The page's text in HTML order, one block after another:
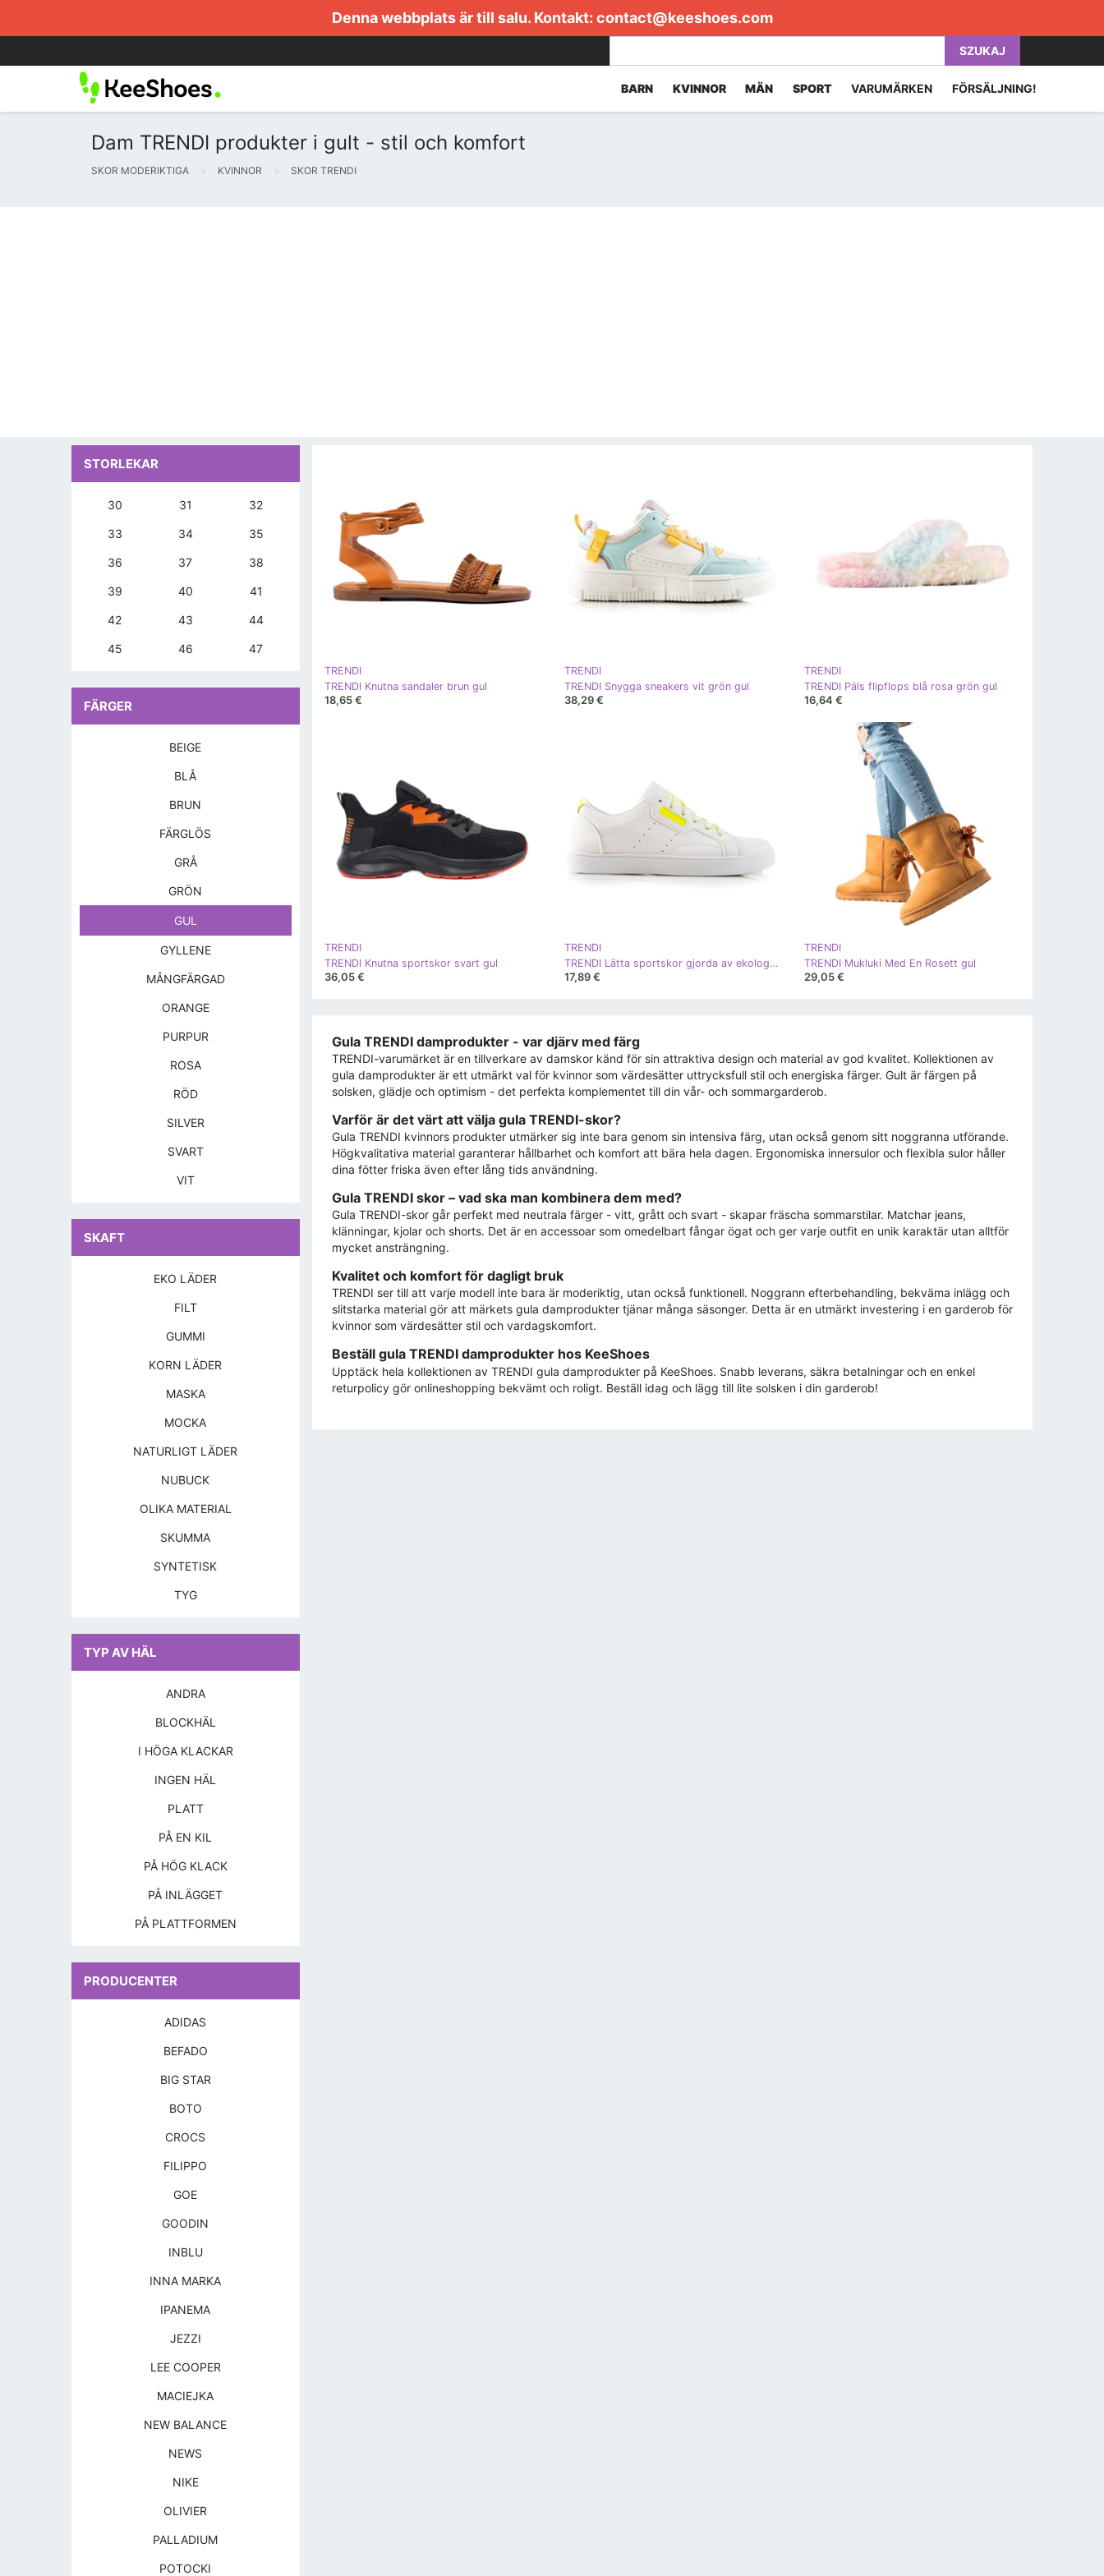
Denna webbplats är till salu. Kontakt: contact@keeshoes.com
SZUKAJ
BARN KVINNOR MÄN SPORT VARUMÄRKEN FÖRSÄLJNING!
Dam TRENDI produkter i gult - stil och komfort
SKOR MODERIKTIGA KVINNOR SKOR TRENDI
TRENDI
TRENDI Knutna sandaler brun gul
18,65 €
TRENDI
TRENDI Snygga sneakers vit grön gul
38,29 €
TRENDI
TRENDI Päls flipflops blå rosa grön gul
16,64 €
TRENDI
TRENDI Knutna sportskor svart gul
36,05 €
TRENDI
TRENDI Lätta sportskor gjorda av ekologiskt läder vit gul
17,89 €
TRENDI
TRENDI Mukluki Med En Rosett gul
29,05 €
Gula TRENDI damprodukter - var djärv med färg
TRENDI-varumärket är en tillverkare av damskor känd för sin attraktiva design och material av god kvalitet. Kollektionen av
gula damprodukter är ett utmärkt val för kvinnor som värdesätter uttrycksfull stil och energiska färger. Gult är färgen på
solsken, glädje och optimism - det perfekta komplementet till din vår- och sommargarderob.
Varför är det värt att välja gula TRENDI-skor?
Gula TRENDI kvinnors produkter utmärker sig inte bara genom sin intensiva färg, utan också genom sitt noggranna utförande.
Högkvalitativa material garanterar hållbarhet och komfort att bära hela dagen. Ergonomiska innersulor och flexibla sulor håller
dina fötter friska även efter lång tids användning.
Gula TRENDI skor – vad ska man kombinera dem med?
Gula TRENDI-skor går perfekt med neutrala färger - vitt, grått och svart - skapar fräscha sommarstilar. Matchar jeans,
klänningar, kjolar och shorts. Det är en accessoar som omedelbart fångar ögat och ger varje outfit en unik karaktär utan alltför
mycket ansträngning.
Kvalitet och komfort för dagligt bruk
TRENDI ser till att varje modell inte bara är moderiktig, utan också funktionell. Noggrann efterbehandling, bekväma inlägg och
slitstarka material gör att märkets gula damprodukter tjänar många säsonger. Detta är en utmärkt investering i en garderob för
kvinnor som värdesätter stil och vardagskomfort.
Beställ gula TRENDI damprodukter hos KeeShoes
Upptäck hela kollektionen av TRENDI gula damprodukter på KeeShoes. Snabb leverans, säkra betalningar och en enkel
returpolicy gör onlineshopping bekvämt och roligt. Beställ idag och lägg till lite solsken i din garderob!
STORLEKAR
30 31 32
33 34 35
36 37 38
39 40 41
42 43 44
45 46 47
FÄRGER
BEIGE
BLÅ
BRUN
FÄRGLÖS
GRÅ
GRÖN
GUL
GYLLENE
MÅNGFÄRGAD
ORANGE
PURPUR
ROSA
RÖD
SILVER
SVART
VIT
SKAFT
EKO LÄDER
FILT
GUMMI
KORN LÄDER
MASKA
MOCKA
NATURLIGT LÄDER
NUBUCK
OLIKA MATERIAL
SKUMMA
SYNTETISK
TYG
TYP AV HÄL
ANDRA
BLOCKHÄL
I HÖGA KLACKAR
INGEN HÄL
PLATT
PÅ EN KIL
PÅ HÖG KLACK
PÅ INLÄGGET
PÅ PLATTFORMEN
PRODUCENTER
ADIDAS
BEFADO
BIG STAR
BOTO
CROCS
FILIPPO
GOE
GOODIN
INBLU
INNA MARKA
IPANEMA
JEZZI
LEE COOPER
MACIEJKA
NEW BALANCE
NEWS
NIKE
OLIVIER
PALLADIUM
POTOCKI